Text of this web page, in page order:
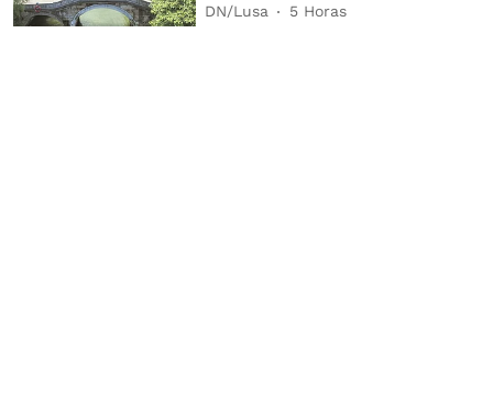
DN/Lusa 5 Horas